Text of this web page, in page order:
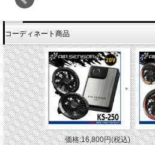
コーディネート商品
価格:16,800円(税込)